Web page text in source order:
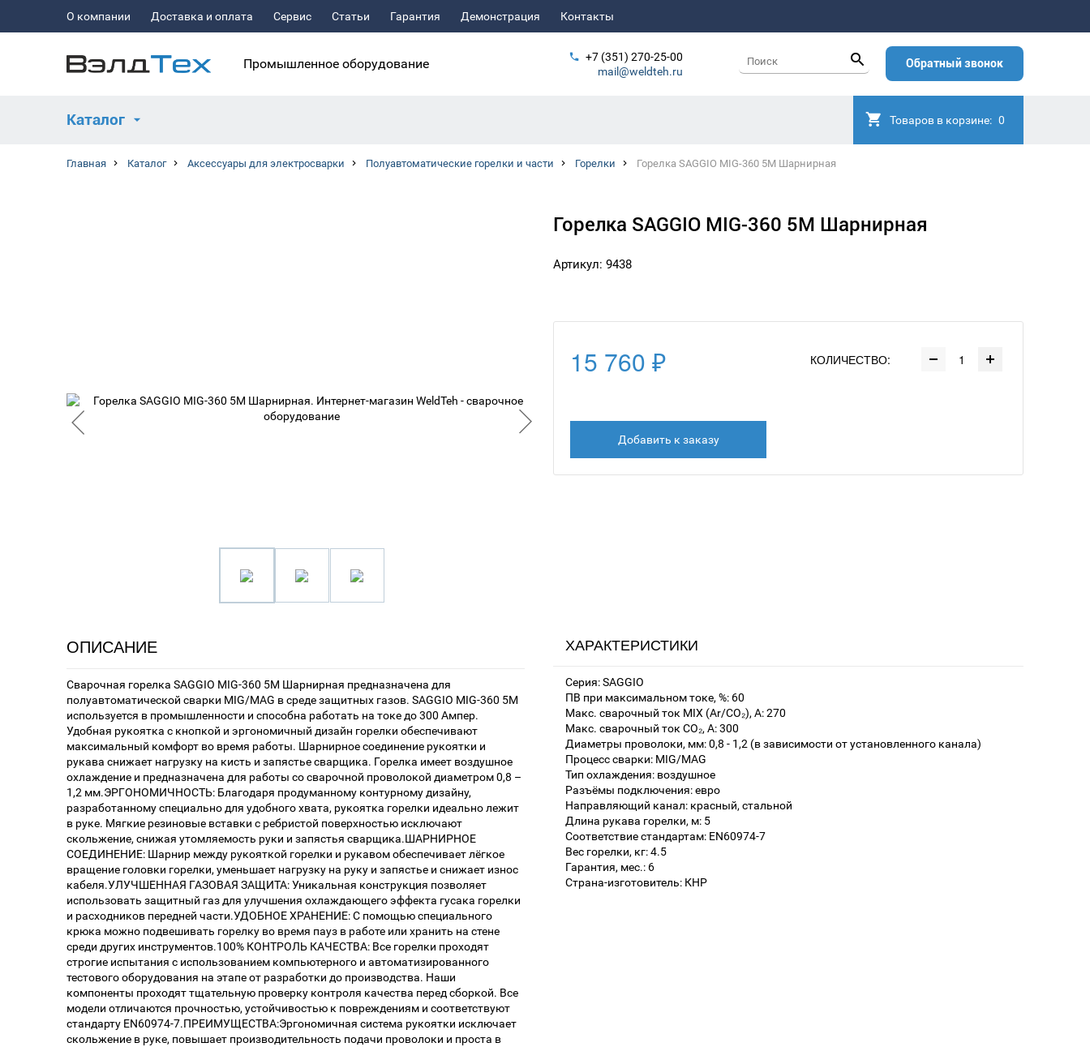
О компании Доставка и оплата Сервис Статьи Гарантия Демонстрация Контакты
Промышленное оборудование
+7 (351) 270-25-00
mail@weldteh.ru
Обратный звонок
Каталог Товаров в корзине: 0
Главная Каталог Аксессуары для электросварки Полуавтоматические горелки и части Горелки Горелка SAGGIO MIG-360 5М Шарнирная
Горелка SAGGIO MIG-360 5М Шарнирная
Артикул: 9438
15 760 ₽ КОЛИЧЕСТВО:
Добавить к заказу
ОПИСАНИЕ
Сварочная горелка SAGGIO MIG-360 5М Шарнирная предназначена для
полуавтоматической сварки MIG/MAG в среде защитных газов. SAGGIO MIG-360 5М
используется в промышленности и способна работать на токе до 300 Ампер.
Удобная рукоятка с кнопкой и эргономичный дизайн горелки обеспечивают
максимальный комфорт во время работы. Шарнирное соединение рукоятки и
рукава снижает нагрузку на кисть и запястье сварщика. Горелка имеет воздушное
охлаждение и предназначена для работы со сварочной проволокой диаметром 0,8 –
1,2 мм.ЭРГОНОМИЧНОСТЬ: Благодаря продуманному контурному дизайну,
разработанному специально для удобного хвата, рукоятка горелки идеально лежит
в руке. Мягкие резиновые вставки с ребристой поверхностью исключают
скольжение, снижая утомляемость руки и запястья сварщика.ШАРНИРНОЕ
СОЕДИНЕНИЕ: Шарнир между рукояткой горелки и рукавом обеспечивает лёгкое
вращение головки горелки, уменьшает нагрузку на руку и запястье и снижает износ
кабеля.УЛУЧШЕННАЯ ГАЗОВАЯ ЗАЩИТА: Уникальная конструкция позволяет
использовать защитный газ для улучшения охлаждающего эффекта гусака горелки
и расходников передней части.УДОБНОЕ ХРАНЕНИЕ: С помощью специального
крюка можно подвешивать горелку во время пауз в работе или хранить на стене
среди других инструментов.100% КОНТРОЛЬ КАЧЕСТВА: Все горелки проходят
строгие испытания с использованием компьютерного и автоматизированного
тестового оборудования на этапе от разработки до производства. Наши
компоненты проходят тщательную проверку контроля качества перед сборкой. Все
модели отличаются прочностью, устойчивостью к повреждениям и соответствуют
стандарту EN60974-7.ПРЕИМУЩЕСТВА:Эргономичная система рукоятки исключает
скольжение в руке, повышает производительность подачи проволоки и проста в
ХАРАКТЕРИСТИКИ
Серия: SAGGIO
ПВ при максимальном токе, %: 60
Макс. сварочный ток MIX (Ar/CO₂), А: 270
Макс. сварочный ток CO₂, А: 300
Диаметры проволоки, мм: 0,8 - 1,2 (в зависимости от установленного канала)
Процесс сварки: MIG/MAG
Тип охлаждения: воздушное
Разъёмы подключения: евро
Направляющий канал: красный, стальной
Длина рукава горелки, м: 5
Соответствие стандартам: EN60974-7
Вес горелки, кг: 4.5
Гарантия, мес.: 6
Страна-изготовитель: КНР